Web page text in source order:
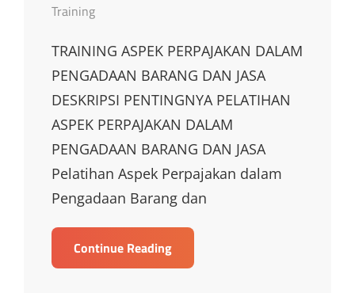
Training
TRAINING ASPEK PERPAJAKAN DALAM
PENGADAAN BARANG DAN JASA
DESKRIPSI PENTINGNYA PELATIHAN
ASPEK PERPAJAKAN DALAM
PENGADAAN BARANG DAN JASA
Pelatihan Aspek Perpajakan dalam
Pengadaan Barang dan
Continue ReadingTRAINING
ASPEK